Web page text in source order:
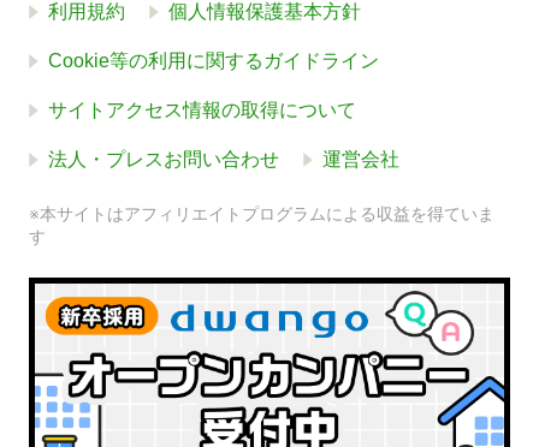
利用規約 個人情報保護基本方針
Cookie等の利用に関するガイドライン
サイトアクセス情報の取得について
法人・プレスお問い合わせ 運営会社
※本サイトはアフィリエイトプログラムによる収益を得ていま
す